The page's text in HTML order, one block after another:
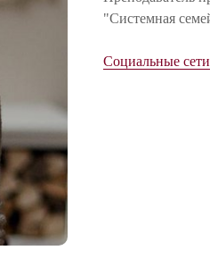
"Системная
Социальные сети